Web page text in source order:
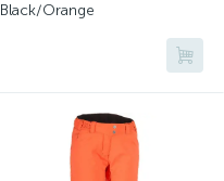
Black/Orange